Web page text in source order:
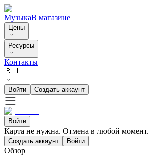
МузыкаВ магазине
Цены
Ресурсы
Контакты
🇷🇺
Войти Создать аккаунт
Войти
Карта не нужна. Отмена в любой момент.
Создать аккаунт Войти
Обзор